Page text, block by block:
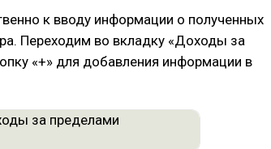
к вводу информации о полученных
Переходим во вкладку «Доходы за
«+» для добавления информации в